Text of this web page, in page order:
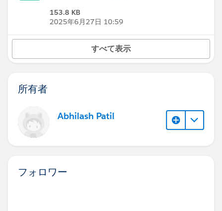
153.8 KB
2025年6月27日 10:59
すべて表示
所有者
Abhilash Patil
フォロワー